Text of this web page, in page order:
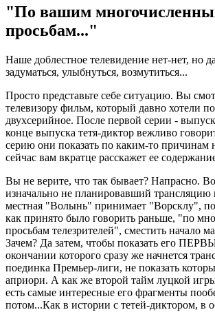
"По вашим
просьбам..."
Наше доблестное телевидение нет-нет, но
задуматься, улыбнуться, возмутиться...
Просто представьте себе ситуацию. Вы
телевизору фильм, который давно хотели
двухсерийное. После первой серии -
конце выпуска тетя-диктор вежливо
серию они показать по каким-то причинам
сейчас вам вкратце расскажет ее
Вы не верите, что так бывает? Напрасно.
изначально не планировавший трансляцию
местная "Волынь" принимает "Ворсклу",
как принято было говорить раньше, "по
просьбам телезрителей", сместить начало
Зачем? Да затем, чтобы показать его
окончании которого сразу же начнется
поединка Премьер-лиги, не показать
априори. А как же второй тайм луцкой
есть самые интересные его фрагменты
потом...Как в истории с тетей-диктором, в